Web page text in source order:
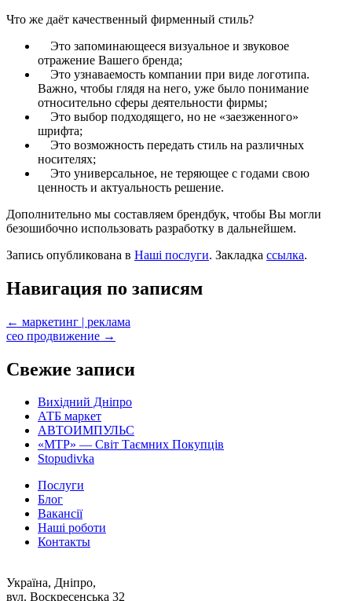
Что же даёт качественный фирменный стиль?
Это запоминающееся визуальное и звуковое
отражение Вашего бренда;
Это узнаваемость компании при виде логотипа.
Важно, чтобы глядя на него, уже было понимание
относительно сферы деятельности фирмы;
Это выбор подходящего, но не «заезженного»
шрифта;
Это возможность передать стиль на различных
носителях;
Это универсальное, не теряющее с годами свою
ценность и актуальность решение.
Дополнительно мы составляем брендбук, чтобы Вы могли
безошибочно использовать разработку в дальнейшем.
Запись опубликована в Наші послуги. Закладка ссылка.
Навигация по записям
← маркетинг | реклама
сео продвижение →
Свежие записи
Вихідний Дніпро
АТБ маркет
АВТОИМПУЛЬС
«MTP» — Світ Таємних Покупців
Stopudivka
Послуги
Блог
Вакансії
Наші роботи
Контакты
Україна, Дніпро,
вул. Воскресенська 32